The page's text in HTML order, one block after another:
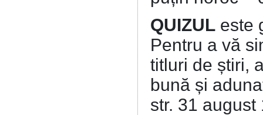
QUIZUL este
Pentru a vă
titluri de știri,
bună și
str. 31 august